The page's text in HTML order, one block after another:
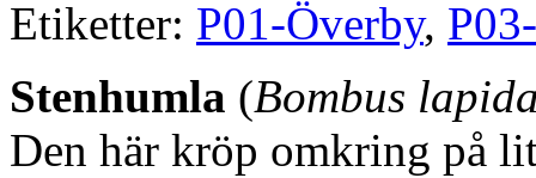
Etiketter: P01-Överby,
Stenhumla (Bombus
Den här kröp omkring på